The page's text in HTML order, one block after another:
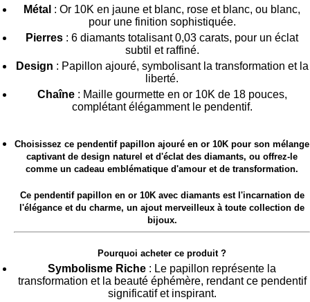
Métal : Or 10K en jaune et blanc, rose et blanc, ou blanc,
pour une finition sophistiquée.
Pierres : 6 diamants totalisant 0,03 carats, pour un éclat
subtil et raffiné.
Design : Papillon ajouré, symbolisant la transformation et la
liberté.
Chaîne: Maille gourmette en or 10K de 18 pouces,
complétant élégamment le pendentif.
Choisissez ce pendentif papillon ajouré en or 10K pour son mélange
captivant de design naturel et d'éclat des diamants, ou offrez-le
comme un cadeau emblématique d'amour et de transformation.
Ce pendentif papillon en or 10K avec diamants est l'incarnation de
l'élégance et du charme, un ajout merveilleux à toute collection de
bijoux.
Pourquoi acheter ce produit ?
Symbolisme Riche : Le papillon représente la
transformation et la beauté éphémère, rendant ce pendentif
significatif et inspirant.